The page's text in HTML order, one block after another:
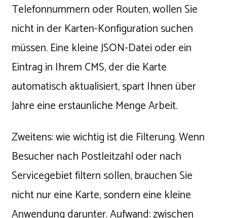
Telefonnummern oder Routen, wollen Sie
nicht in der Karten-Konfiguration suchen
müssen. Eine kleine JSON-Datei oder ein
Eintrag in Ihrem CMS, der die Karte
automatisch aktualisiert, spart Ihnen über
Jahre eine erstaunliche Menge Arbeit.
Zweitens: wie wichtig ist die Filterung. Wenn
Besucher nach Postleitzahl oder nach
Servicegebiet filtern sollen, brauchen Sie
nicht nur eine Karte, sondern eine kleine
Anwendung darunter. Aufwand: zwischen